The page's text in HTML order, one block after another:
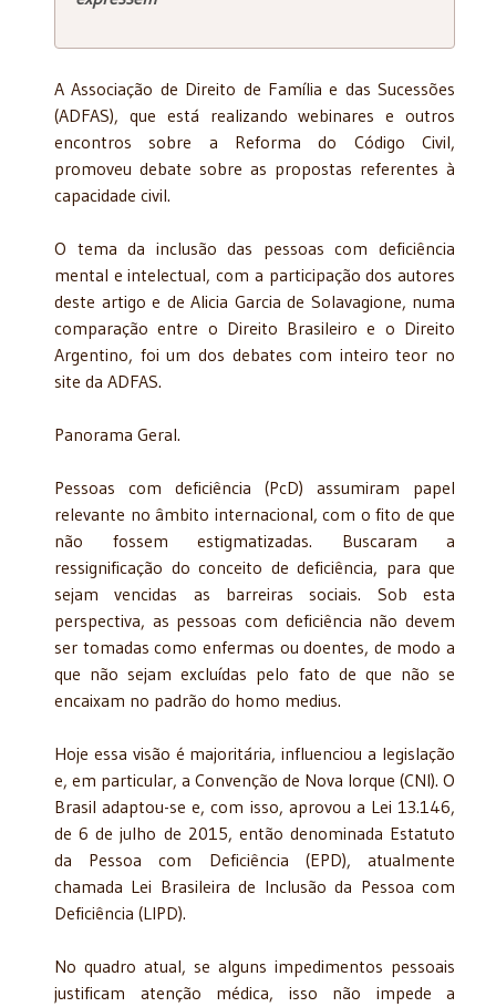
A Associação de Direito de Família e das Sucessões
(ADFAS), que está realizando webinares e outros
encontros sobre a Reforma do Código Civil,
promoveu debate sobre as propostas referentes à
capacidade civil.
O tema da inclusão das pessoas com deficiência
mental e intelectual, com a participação dos autores
deste artigo e de Alicia Garcia de Solavagione, numa
comparação entre o Direito Brasileiro e o Direito
Argentino, foi um dos debates com inteiro teor no
site da ADFAS.
Panorama Geral.
Pessoas com deficiência (PcD) assumiram papel
relevante no âmbito internacional, com o fito de que
não fossem estigmatizadas. Buscaram a
ressignificação do conceito de deficiência, para que
sejam vencidas as barreiras sociais. Sob esta
perspectiva, as pessoas com deficiência não devem
ser tomadas como enfermas ou doentes, de modo a
que não sejam excluídas pelo fato de que não se
encaixam no padrão do homo medius.
Hoje essa visão é majoritária, influenciou a legislação
e, em particular, a Convenção de Nova Iorque (CNI). O
Brasil adaptou-se e, com isso, aprovou a Lei 13.146,
de 6 de julho de 2015, então denominada Estatuto
da Pessoa com Deficiência (EPD), atualmente
chamada Lei Brasileira de Inclusão da Pessoa com
Deficiência (LIPD).
No quadro atual, se alguns impedimentos pessoais
justificam atenção médica, isso não impede a